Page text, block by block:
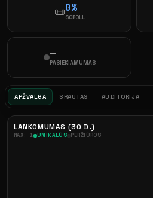
📜0%
SCROLL
—
PASIEKIAMUMAS
APŽVALGA SRAUTAS AUDITORIJA
LANKOMUMAS (30 D.)
MAX: 1 UNIKALŪS PERŽIŪROS